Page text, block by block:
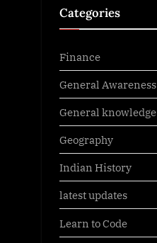
Categories
Finance
General Awareness
General knowledge
Geography
Indian History
latest updates
Learn to Code